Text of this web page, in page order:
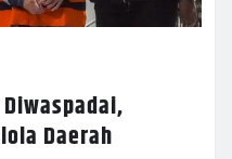
Daerah